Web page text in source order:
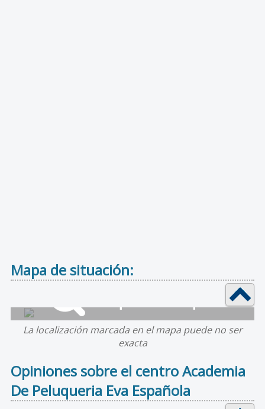
Mapa de situación:
La localización marcada en el mapa puede no ser
exacta
Opiniones sobre el centro Academia
De Peluqueria Eva Española